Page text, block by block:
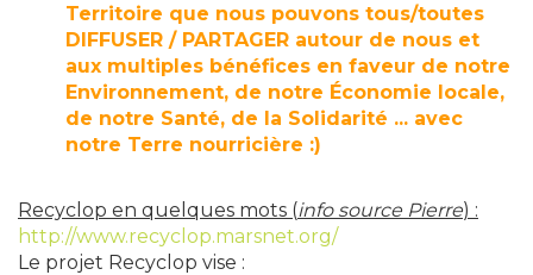
Territoire que nous pouvons tous/toutes
DIFFUSER / PARTAGER autour de nous et
aux multiples bénéfices en faveur de notre
Environnement, de notre Économie locale,
de notre Santé, de la Solidarité ... avec
notre Terre nourricière :)
Recyclop en quelques mots (info source Pierre) :
http://www.recyclop.marsnet.org/
Le projet Recyclop vise :